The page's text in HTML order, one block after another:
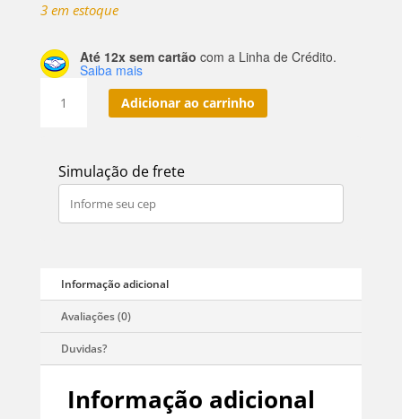
3 em estoque
Até 12x sem cartão com a Linha de Crédito.
Saiba mais
Life
200ml
Laranja
Unidades
quantidade
Adicionar ao carrinho
Simulação de frete
Informação adicional